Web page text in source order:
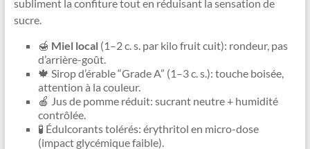
subliment la confiture tout en réduisant la sensation de
sucre.
🍯 Miel local(1–2 c. s. par kilo fruit cuit): rondeur, pas
d’arrière-goût.
🍁 Sirop d’érable “Grade A” (1–3 c. s.): touche boisée,
attention à la couleur.
🍎 Jus de pomme réduit: sucrant neutre + humidité
contrôlée.
🧪 Édulcorants tolérés: érythritol en micro-dose
(impact glycémique faible).